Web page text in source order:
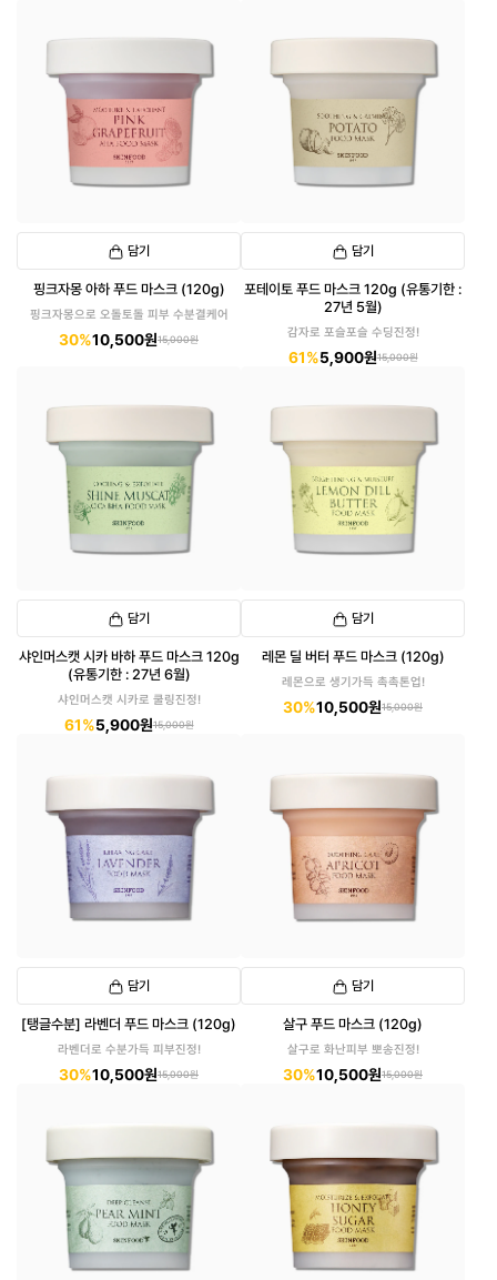
담기
핑크자몽 아하 푸드 마스크 (120g)
핑크자몽으로 오돌토돌 피부 수분결케어
30%10,500원15,000원
담기
포테이토 푸드 마스크 120g (유통기한 :
27년 5월)
감자로 포슬포슬 수딩진정!
61%5,900원15,000원
담기
샤인머스캣 시카 바하 푸드 마스크 120g
(유통기한 : 27년 6월)
샤인머스캣 시카로 쿨링진정!
61%5,900원15,000원
담기
레몬 딜 버터 푸드 마스크 (120g)
레몬으로 생기가득 촉촉톤업!
30%10,500원15,000원
담기
[탱글수분] 라벤더 푸드 마스크 (120g)
라벤더로 수분가득 피부진정!
30%10,500원15,000원
담기
살구 푸드 마스크 (120g)
살구로 화난피부 뽀송진정!
30%10,500원15,000원